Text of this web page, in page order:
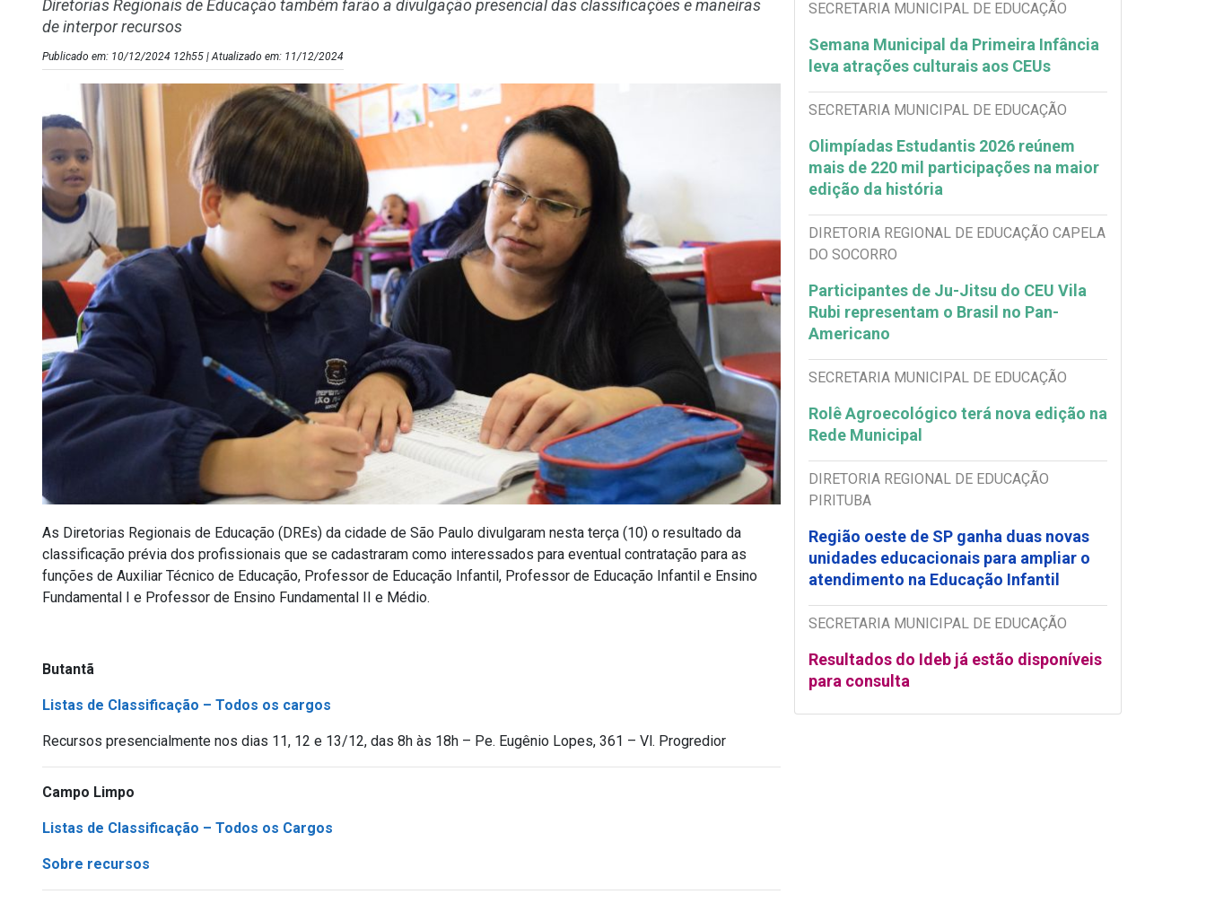
Diretorias Regionais de Educação também farão a divulgação presencial das classificações e maneiras
de interpor recursos
Publicado em: 10/12/2024 12h55 | Atualizado em: 11/12/2024
As Diretorias Regionais de Educação (DREs) da cidade de São Paulo divulgaram nesta terça (10) o resultado da
classificação prévia dos profissionais que se cadastraram como interessados para eventual contratação para as
funções de Auxiliar Técnico de Educação, Professor de Educação Infantil, Professor de Educação Infantil e Ensino
Fundamental I e Professor de Ensino Fundamental II e Médio.
Butantã
Listas de Classificação – Todos os cargos
Recursos presencialmente nos dias 11, 12 e 13/12, das 8h às 18h – Pe. Eugênio Lopes, 361 – Vl. Progredior
Campo Limpo
Listas de Classificação – Todos os Cargos
Sobre recursos
SECRETARIA MUNICIPAL DE EDUCAÇÃO
Semana Municipal da Primeira Infância
leva atrações culturais aos CEUs
SECRETARIA MUNICIPAL DE EDUCAÇÃO
Olimpíadas Estudantis 2026 reúnem
mais de 220 mil participações na maior
edição da história
DIRETORIA REGIONAL DE EDUCAÇÃO CAPELA
DO SOCORRO
Participantes de Ju-Jitsu do CEU Vila
Rubi representam o Brasil no Pan-
Americano
SECRETARIA MUNICIPAL DE EDUCAÇÃO
Rolê Agroecológico terá nova edição na
Rede Municipal
DIRETORIA REGIONAL DE EDUCAÇÃO
PIRITUBA
Região oeste de SP ganha duas novas
unidades educacionais para ampliar o
atendimento na Educação Infantil
SECRETARIA MUNICIPAL DE EDUCAÇÃO
Resultados do Ideb já estão disponíveis
para consulta